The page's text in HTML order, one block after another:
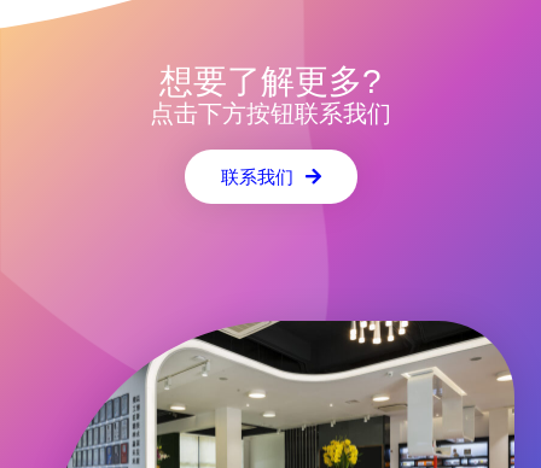
想要了解更多?
点击下方按钮联系我们
联系我们